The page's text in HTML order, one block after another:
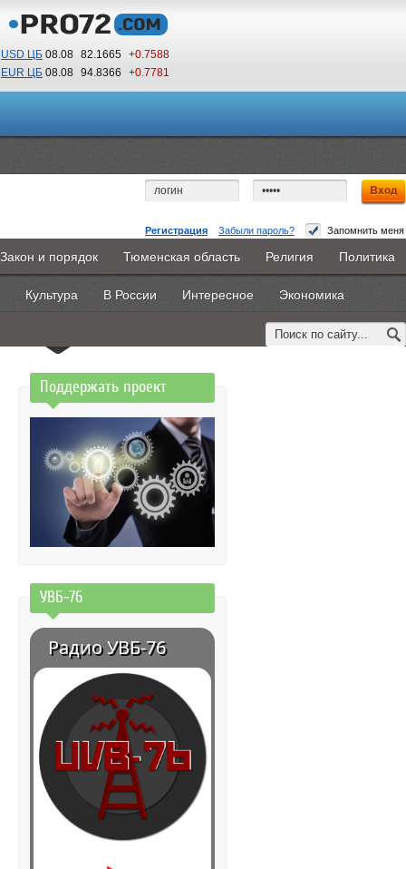
USD ЦБ 08.08 82.1665 +0.7588
EUR ЦБ 08.08 94.8366 +0.7781
22 09
По Гринвичу (GMT +5)
Регистрация Забыли пароль? Запомнить меня
Главная Новости Объявления КНИГИ ВестиNet
Каталоги 9PS Прочее
Закон и порядок Тюменская область Религия Политика
Культура В России Интересное Экономика
Доступ запрещен
Вы не имеете доступа к этой странице.
Возможно, Вам необходимо оформить подписку,
обратитесь к администрации сайта.
Поддержать проект
УВБ-76
Радио УВБ-76